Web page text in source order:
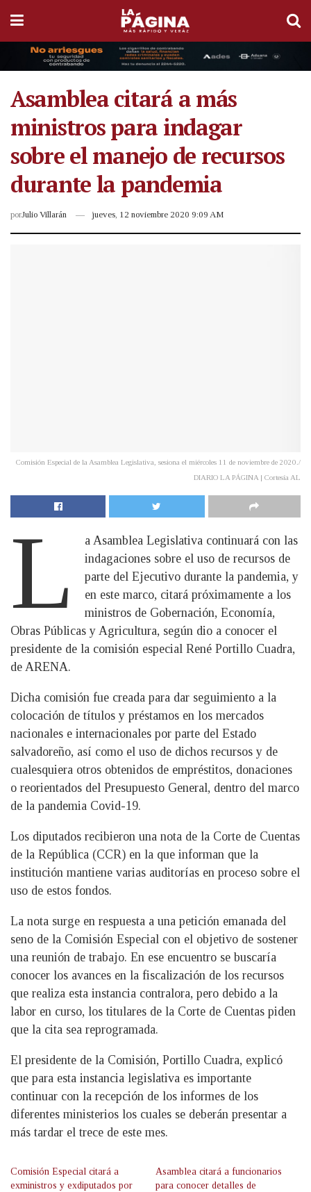
Asamblea citará a más
ministros para indagar
sobre el manejo de recursos
durante la pandemia
porJulio Villarán jueves, 12 noviembre 2020 9:09 AM
Comisión Especial de la Asamblea Legislativa, sesiona el miércoles 11 de noviembre de 2020./
DIARIO LA PÁGINA | Cortesía AL
L
a Asamblea Legislativa continuará con las
indagaciones sobre el uso de recursos de
parte del Ejecutivo durante la pandemia, y
en este marco, citará próximamente a los
ministros de Gobernación, Economía,
Obras Públicas y Agricultura, según dio a conocer el
presidente de la comisión especial René Portillo Cuadra,
de ARENA.
Dicha comisión fue creada para dar seguimiento a la
colocación de títulos y préstamos en los mercados
nacionales e internacionales por parte del Estado
salvadoreño, así como el uso de dichos recursos y de
cualesquiera otros obtenidos de empréstitos, donaciones
o reorientados del Presupuesto General, dentro del marco
de la pandemia Covid-19.
Los diputados recibieron una nota de la Corte de Cuentas
de la República (CCR) en la que informan que la
institución mantiene varias auditorías en proceso sobre el
uso de estos fondos.
La nota surge en respuesta a una petición emanada del
seno de la Comisión Especial con el objetivo de sostener
una reunión de trabajo. En ese encuentro se buscaría
conocer los avances en la fiscalización de los recursos
que realiza esta instancia contralora, pero debido a la
labor en curso, los titulares de la Corte de Cuentas piden
que la cita sea reprogramada.
El presidente de la Comisión, Portillo Cuadra, explicó
que para esta instancia legislativa es importante
continuar con la recepción de los informes de los
diferentes ministerios los cuales se deberán presentar a
más tardar el trece de este mes.
Comisión Especial citará a
exministros y exdiputados por
Asamblea citará a funcionarios
para conocer detalles de